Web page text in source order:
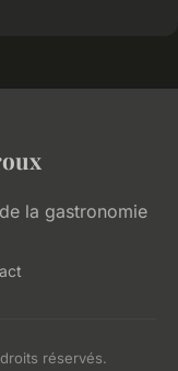
la gastronomie
réservés.